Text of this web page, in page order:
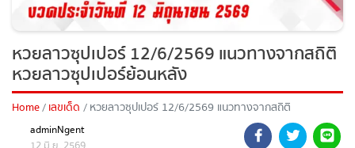
เลขสนุกคนดัง
เลขสนุกความเชื่อ
หวยสด
หวยลาวซุปเปอร์ 12/6/2569 แนวทางจาก
สถิติหวยลาวซุปเปอร์ย้อนหลัง
Home เลขเด็ด
หวยลาวซุปเปอร์ 12/6/2569 แนวทางจากสถิติ
หวยลาวซุปเปอร์ย้อนหลัง
adminNgent
12 มิ.ย. 2569